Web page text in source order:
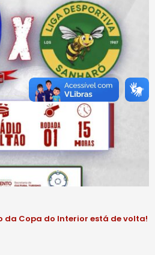
da Copa do Interior está de volta!